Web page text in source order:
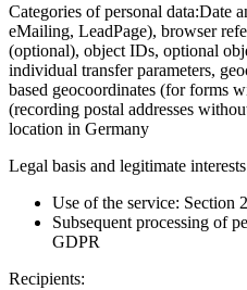
Categories of personal data:Date
eMailing, LeadPage), browser
(optional), object IDs, optional
individual transfer parameters,
based geocoordinates (for forms
(recording postal addresses
location in Germany
Legal basis and legitimate
Use of the service: Section
Subsequent processing of
GDPR
Recipients: